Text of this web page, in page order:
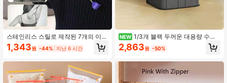
스테인리스 스틸로 제작된 7개의 이빨
갈퀴, 신축성 있고 편안한 손잡이. 즉
시 가려움증을 완화할 수 있습니다. 야
에 적합합니다. 확장 및 편리하게 휴대
할 수 있습니다 - 내구성 있고 편리하
며 조절 가능한 가려움증 완화 도구.
1,343원 -44% 지난 6 시간
NEW 1/3개 블랙 두꺼운 대용량 수납
가방, 찢어짐 방지 직물, 강화된 스티
칭, 방진 & 방습 접이식 수납 가방, 여
2,863원 -50%